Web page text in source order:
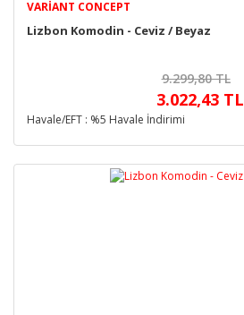
VARIANT CONCEPT
Lizbon Komodin - Ceviz / Beyaz
9.299,80 TL
3.022,43 TL
Havale/EFT : %5 Havale İndirimi